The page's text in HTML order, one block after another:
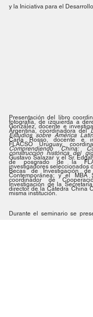
y la Iniciativa para el
Presentación del libro
fotografía, de izquierda a
González, docente e
Argentina, coordinadora del
Estudios sobre América
Carla Rosso, docente e
FLACSO Uruguay,
Comprendiendo China:
construcción histórica del
Gustavo Salazar y el Sr.
de posgrado de la
investigadores seleccionados
Becas de Investigación
Contemporánea; y el MBA
coordinador de
Investigación de la
director de la Cátedra China
misma institución.
Durante el seminario se